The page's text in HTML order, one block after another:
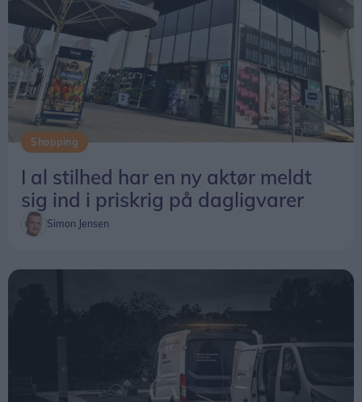
Shopping
I al stilhed har en ny aktør meldt
sig ind i priskrig på dagligvarer
Simon Jensen